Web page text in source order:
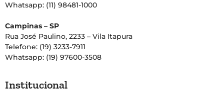
Whatsapp: (11) 98481-1000
Campinas – SP
Rua José Paulino, 2233 – Vila Itapura
Telefone: (19) 3233-7911
Whatsapp: (19) 97600-3508
Institucional